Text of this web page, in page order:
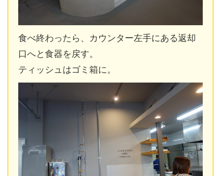
食べ終わったら、カウンター左手にある返却
口へと食器を戻す。
ティッシュはゴミ箱に。